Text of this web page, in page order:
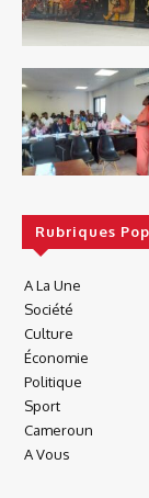
Rubriques
A La Une
Société
Culture
Économie
Politique
Sport
Cameroun
A Vous